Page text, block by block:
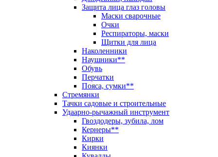
Защита лица глаз головы
Маски сварочные
Очки
Респираторы, маски
Щитки для лица
Наколенники
Наушники**
Обувь
Перчатки
Пояса, сумки**
Стремянки
Тачки садовые и строительные
Удаарно-рычажный инструмент
Гвоздодеры, зубила, лом
Кернеры**
Кирки
Киянки